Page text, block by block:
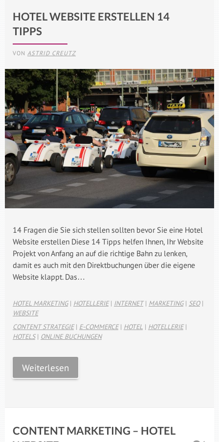
HOTEL WEBSITE ERSTELLEN 14
TIPPS
VON ASTRID CREUTZ
14 Fragen die Sie sich stellen sollten bevor Sie eine Hotel
Website erstellen Diese 14 Tipps helfen Ihnen, Ihr Website
Projekt von Anfang an auf die richtige Bahn zu lenken,
damit es auch mit den Direktbuchungen über die eigene
Website klappt. Das…
HOTEL MARKETING| HOTELLERIE| INTERNET| MARKETING| SEO|
WEBSITE
CONTENT STRATEGIE| E-COMMERCE| HOTEL | HOTELLERIE|
HOTELS| ONLINE BUCHUNGEN
Weiterlesen
CONTENT MARKETING – HOTEL